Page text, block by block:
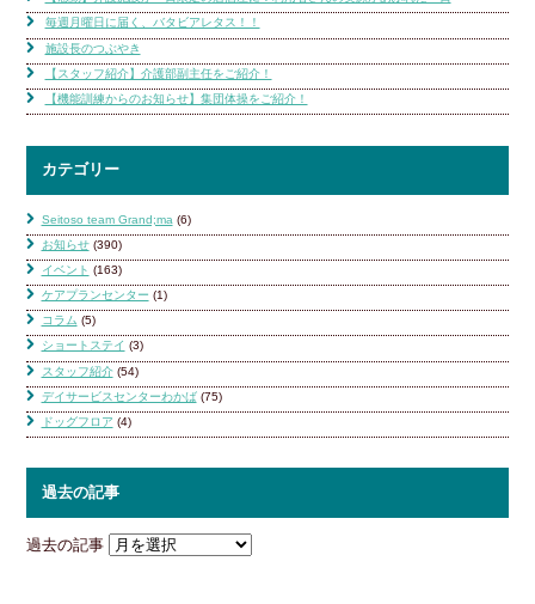
毎週月曜日に届く、バタビアレタス！！
施設長のつぶやき
【スタッフ紹介】介護部副主任をご紹介！
【機能訓練からのお知らせ】集団体操をご紹介！
カテゴリー
Seitoso team Grand;ma (6)
お知らせ(390)
イベント (163)
ケアプランセンター (1)
コラム (5)
ショートステイ (3)
スタッフ紹介(54)
デイサービスセンターわかば(75)
ドッグフロア (4)
過去の記事
過去の記事